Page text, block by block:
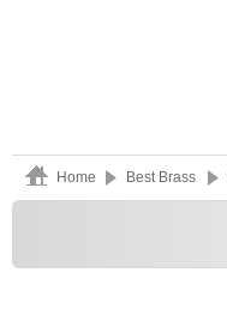
Home Best Brass